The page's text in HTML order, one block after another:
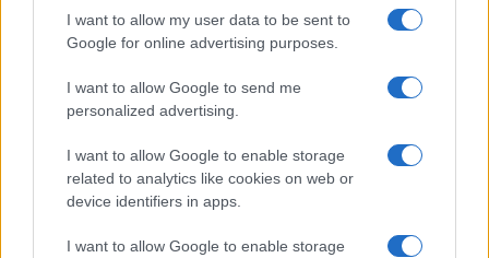
I want to allow my user data to be sent to
Google for online advertising purposes.
I want to allow Google to send me
personalized advertising.
I want to allow Google to enable storage
related to analytics like cookies on web or
device identifiers in apps.
I want to allow Google to enable storage
Killian Geraci : 4,5/10
Dylan Cretin : 4,5/10
Semi Radradra : 4/10